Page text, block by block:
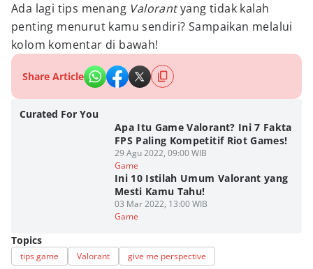
Ada lagi tips menang Valorantyang tidak kalah
penting menurut kamu sendiri? Sampaikan melalui
kolom komentar di bawah!
Share Article
Curated For You
Apa Itu Game Valorant? Ini 7 Fakta
FPS Paling Kompetitif Riot Games!
29 Agu 2022, 09:00 WIB
Game
Ini 10 Istilah Umum Valorant yang
Mesti Kamu Tahu!
03 Mar 2022, 13:00 WIB
Game
Topics
tips game Valorant give me perspective